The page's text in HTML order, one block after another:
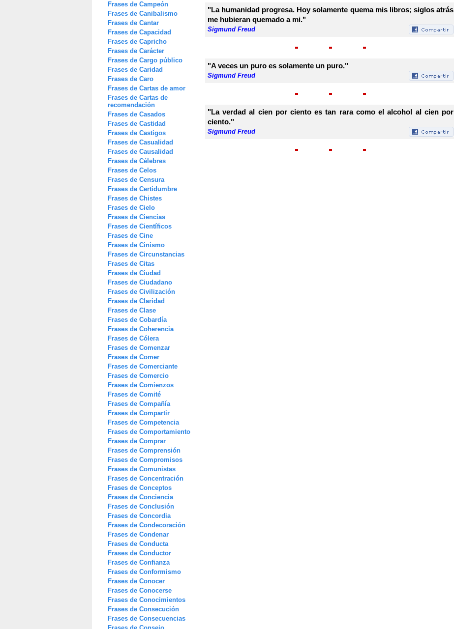
Frases de Campeón
Frases de Canibalismo
Frases de Cantar
Frases de Capacidad
Frases de Capricho
Frases de Carácter
Frases de Cargo público
Frases de Caridad
Frases de Caro
Frases de Cartas de amor
Frases de Cartas de
recomendación
Frases de Casados
Frases de Castidad
Frases de Castigos
Frases de Casualidad
Frases de Causalidad
Frases de Célebres
Frases de Celos
Frases de Censura
Frases de Certidumbre
Frases de Chistes
Frases de Cielo
Frases de Ciencias
Frases de Científicos
Frases de Cine
Frases de Cinismo
Frases de Circunstancias
Frases de Citas
Frases de Ciudad
Frases de Ciudadano
Frases de Civilización
Frases de Claridad
Frases de Clase
Frases de Cobardía
Frases de Coherencia
Frases de Cólera
Frases de Comenzar
Frases de Comer
Frases de Comerciante
Frases de Comercio
Frases de Comienzos
Frases de Comité
Frases de Compañía
Frases de Compartir
Frases de Competencia
Frases de Comportamiento
Frases de Comprar
Frases de Comprensión
Frases de Compromisos
Frases de Comunistas
Frases de Concentración
Frases de Conceptos
Frases de Conciencia
Frases de Conclusión
Frases de Concordia
Frases de Condecoración
Frases de Condenar
Frases de Conducta
Frases de Conductor
Frases de Confianza
Frases de Conformismo
Frases de Conocer
Frases de Conocerse
Frases de Conocimientos
Frases de Consecución
Frases de Consecuencias
"La humanidad progresa. Hoy solamente quema mis libros; siglos atrás
me hubieran quemado a mi."
Sigmund Freud
"A veces un puro es solamente un puro."
Sigmund Freud
"La verdad al cien por ciento es tan rara como el alcohol al cien por
ciento."
Sigmund Freud